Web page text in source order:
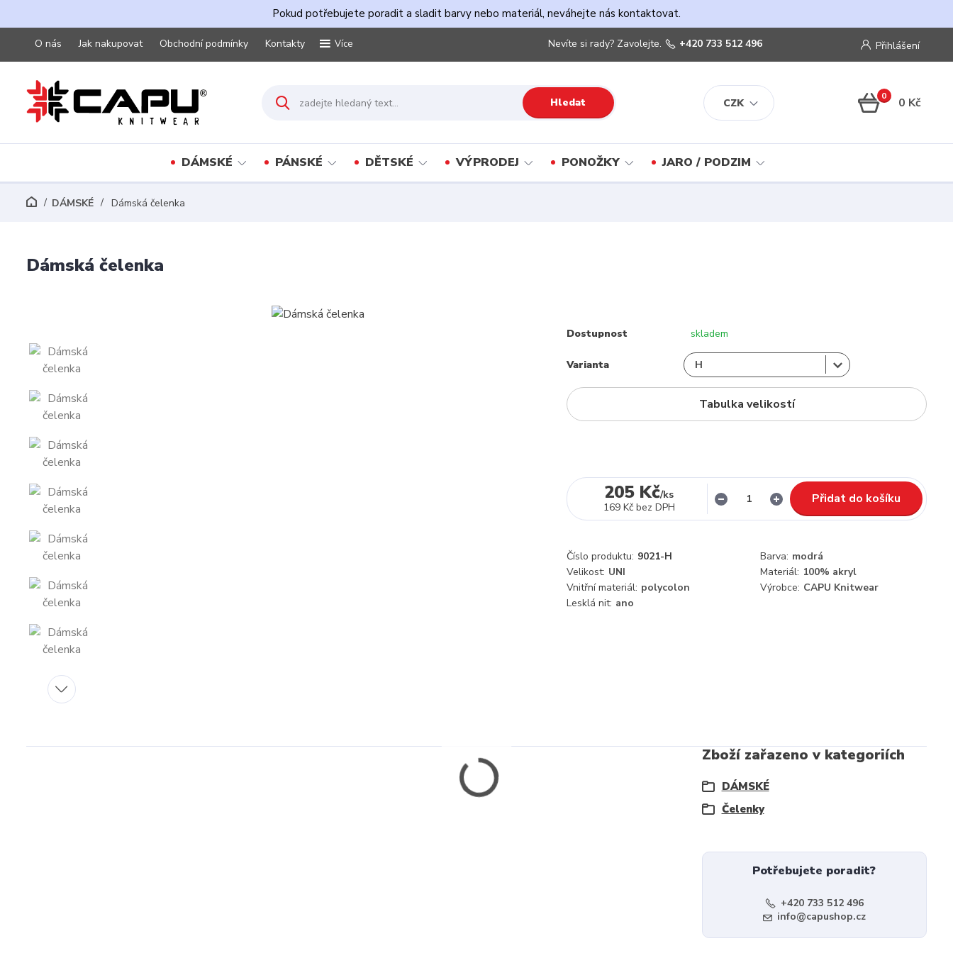
Pokud potřebujete poradit a sladit barvy nebo materiál, neváhejte nás kontaktovat.
O nás Jak nakupovat Obchodní podmínky Kontakty Více
CZK
Přihlášení
Hledat
Nevíte si rady? Zavolejte. +420 733 512 496
0 0 Kč
DÁMSKÉ PÁNSKÉ DĚTSKÉ VÝPRODEJ PONOŽKY JARO / PODZIM
DÁMSKÉ Dámská čelenka
Dámská čelenka
Dostupnost skladem
Varianta
Tabulka velikostí
205 Kč/ks
169 Kč bez DPH
Přidat do košíku
Číslo produktu: 9021-H Barva: modrá
Velikost: UNI Materiál: 100% akryl
Vnitřní materiál: polycolon Výrobce: CAPU Knitwear
Lesklá nit: ano
Zboží zařazeno v kategoriích
DÁMSKÉ
Čelenky
Potřebujete poradit?
+420 733 512 496
info@capushop.cz